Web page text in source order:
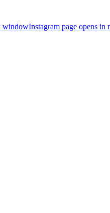
windowInstagram page opens